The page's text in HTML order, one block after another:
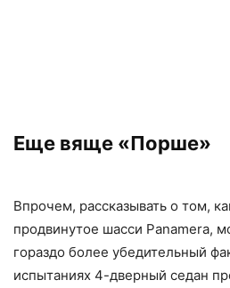
мощная Panamera Turbo, однако
вооруженная 2,9-литровой
старшей сестрице. Оно и
показаться недостаточно
считает цифры на бумаге и
табуном под капотом. А вот